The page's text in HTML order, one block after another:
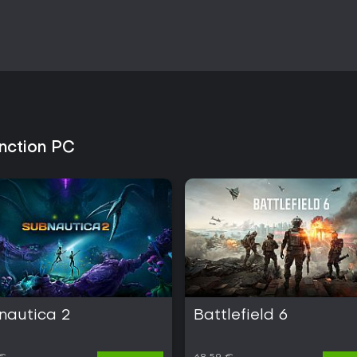
de criaturas y un nivel de
título ofrece una buena
PC
2 Battlefield 6